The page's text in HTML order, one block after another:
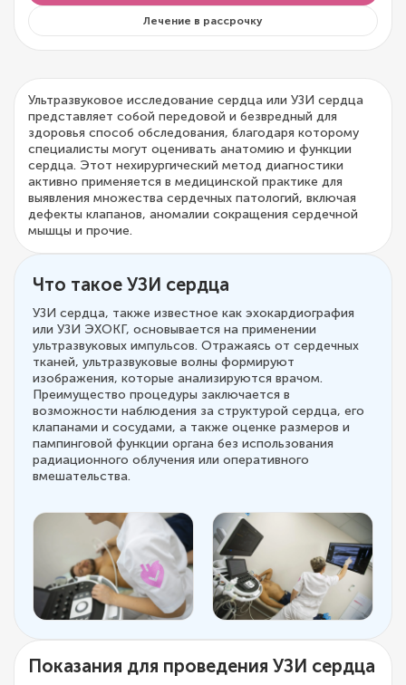
Лечение в рассрочку
Ультразвуковое исследование сердца или УЗИ сердца
представляет собой передовой и безвредный для
здоровья способ обследования, благодаря которому
специалисты могут оценивать анатомию и функции
сердца. Этот нехирургический метод диагностики
активно применяется в медицинской практике для
выявления множества сердечных патологий, включая
дефекты клапанов, аномалии сокращения сердечной
мышцы и прочие.
Что такое УЗИ сердца
УЗИ сердца, также известное как эхокардиография
или УЗИ ЭХОКГ, основывается на применении
ультразвуковых импульсов. Отражаясь от сердечных
тканей, ультразвуковые волны формируют
изображения, которые анализируются врачом.
Преимущество процедуры заключается в
возможности наблюдения за структурой сердца, его
клапанами и сосудами, а также оценке размеров и
пампинговой функции органа без использования
радиационного облучения или оперативного
вмешательства.
Показания для проведения УЗИ сердца